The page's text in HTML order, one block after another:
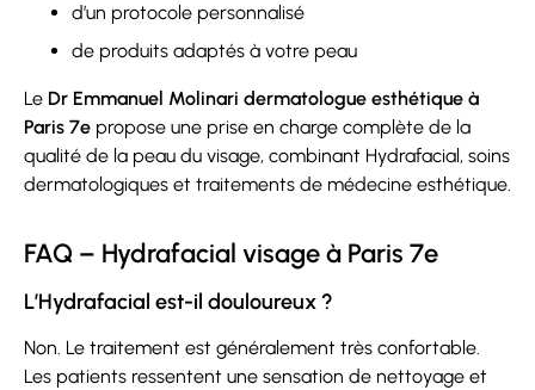
d’un protocole personnalisé
de produits adaptés à votre peau
Le Dr Emmanuel Molinari dermatologue esthétique à
Paris 7e propose une prise en charge complète de la
qualité de la peau du visage, combinant Hydrafacial, soins
dermatologiques et traitements de médecine esthétique.
FAQ – Hydrafacial visage à Paris 7e
L’Hydrafacial est-il douloureux ?
Non. Le traitement est généralement très confortable.
Les patients ressentent une sensation de nettoyage et